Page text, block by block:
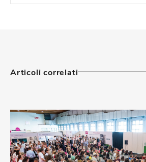
Articoli correlati